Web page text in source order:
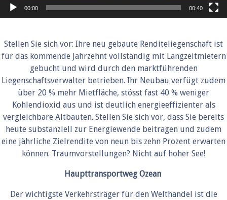
00:00 00:40
Stellen Sie sich vor: Ihre neu gebaute Renditeliegenschaft ist
für das kommende Jahrzehnt vollständig mit Langzeitmietern
gebucht und wird durch den marktführenden
Liegenschaftsverwalter betrieben. Ihr Neubau verfügt zudem
über 20 % mehr Mietfläche, stösst fast 40 % weniger
Kohlendioxid aus und ist deutlich energieeffizienter als
vergleichbare Altbauten. Stellen Sie sich vor, dass Sie bereits
heute substanziell zur Energiewende beitragen und zudem
eine jährliche Zielrendite von neun bis zehn Prozent erwarten
können. Traumvorstellungen? Nicht auf hoher See!
Haupttransportweg Ozean
Der wichtigste Verkehrsträger für den Welthandel ist die